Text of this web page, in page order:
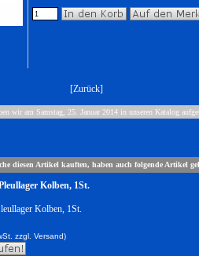
[Zurück]
wir am Samstag, 25. Januar 2014 in unseren Katalog
diesen Artikel kauften, haben auch folgende Artikel
Kolben, 1St.
Kolben, 1St.
zzgl. Versand)